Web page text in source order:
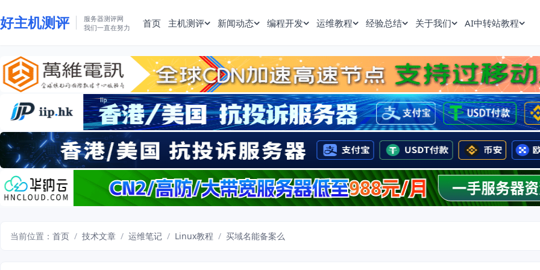
好主机测评
服务器测评网
我们一直在努力
首页 主机测评 新闻动态 编程开发 运维教程 经验总结 关于我们 AI中转站教程
当前位置： 首页 / 技术文章 / 运维笔记 / Linux教程 / 买域名能备案么